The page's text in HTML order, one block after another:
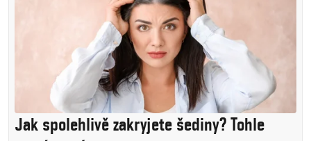
Jak spolehlivě zakryjete šediny? Tohle